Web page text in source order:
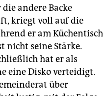
andere Backe
kriegt voll auf die
er am Küchentisch
nicht seine Stärke.
hat er als
eine Disko verteidigt.
über